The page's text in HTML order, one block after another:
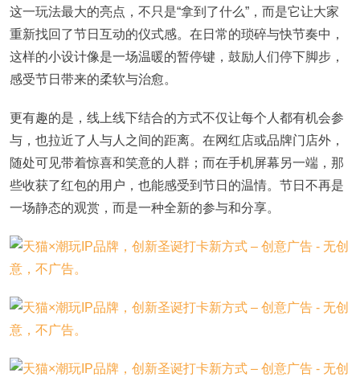
这一玩法最大的亮点，不只是“拿到了什么”，而是它让大家
重新找回了节日互动的仪式感。在日常的琐碎与快节奏中，
这样的小设计像是一场温暖的暂停键，鼓励人们停下脚步，
感受节日带来的柔软与治愈。
更有趣的是，线上线下结合的方式不仅让每个人都有机会参
与，也拉近了人与人之间的距离。在网红店或品牌门店外，
随处可见带着惊喜和笑意的人群；而在手机屏幕另一端，那
些收获了红包的用户，也能感受到节日的温情。节日不再是
一场静态的观赏，而是一种全新的参与和分享。